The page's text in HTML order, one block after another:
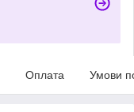
Оплата Умови